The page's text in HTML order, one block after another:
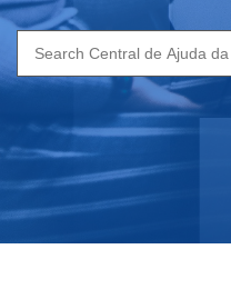
Search
for: